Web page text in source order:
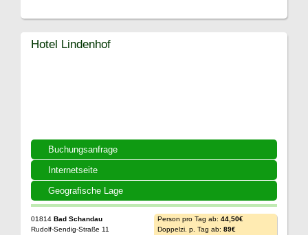
Buchungsanfrage
Internetseite
Geografische Lage
Hotel Lindenhof
01814 Bad Schandau
Rudolf-Sendig-Straße 11
Person pro Tag ab: 44,50€
Doppelzi. p. Tag ab: 89€